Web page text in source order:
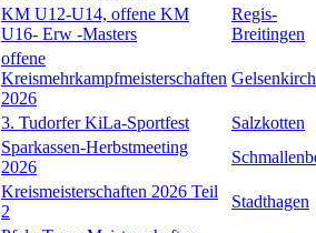
KM U12-U14, offene KM
U16- Erw -Masters
Regis-
Breitingen
offene
Kreismehrkampfmeisterschaften
2026
3. Tudorfer KiLa-Sportfest
Salzkotten
Sparkassen-Herbstmeeting
2026
Kreismeisterschaften 2026 Teil
2
Stadthagen